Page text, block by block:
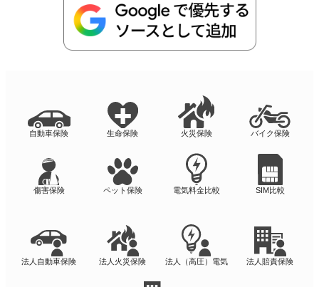
自動車保険 生命保険 火災保険 バイク保険
傷害保険 ペット保険 電気料金比較 SIM比較
法人自動車保険 法人火災保険 法人（高圧）電気 法人賠責保険